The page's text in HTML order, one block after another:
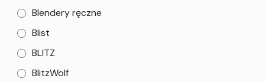
Blendery ręczne
Blist
BLITZ
BlitzWolf